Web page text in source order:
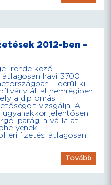
2012-ben –
rendelkező
havi 3700
– derül ki
által nemrégiben
a diplomás
vizsgálja. A
jelentősen
iparág, a vállalat
fizetés: átlagosan
Tovább